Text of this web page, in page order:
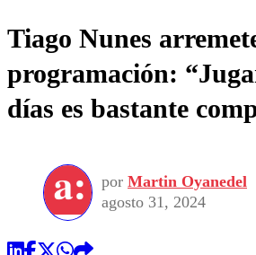
Tiago Nunes
programación:
días es bastante
por Martin Oyanedel
agosto 31, 2024